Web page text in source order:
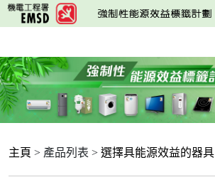
跳
至
要
內
容
主頁 > 產品列表 > 選擇具能源效益的器具